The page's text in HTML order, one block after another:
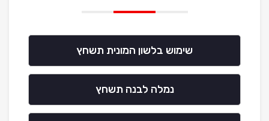
שימוש בלשון המונית תשחץ
נמלה לבנה תשחץ